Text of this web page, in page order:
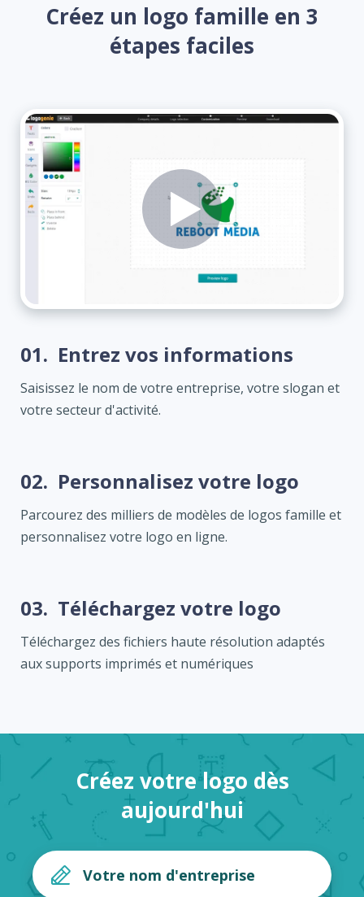
Créez un logo famille en 3
étapes faciles
01. Entrez vos informations
Saisissez le nom de votre entreprise, votre slogan et
votre secteur d'activité.
02. Personnalisez votre logo
Parcourez des milliers de modèles de logos famille et
personnalisez votre logo en ligne.
03. Téléchargez votre logo
Téléchargez des fichiers haute résolution adaptés
aux supports imprimés et numériques
Créez votre logo dès
aujourd'hui